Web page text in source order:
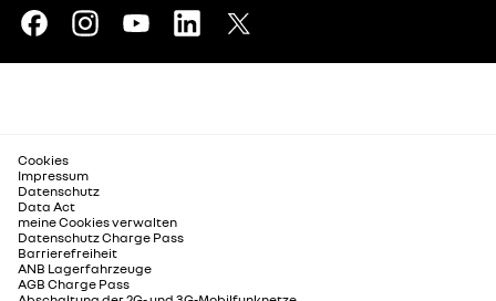
Cookies
Impressum
Datenschutz
Data Act
meine Cookies verwalten
Datenschutz Charge Pass
Barrierefreiheit
ANB Lagerfahrzeuge
AGB Charge Pass